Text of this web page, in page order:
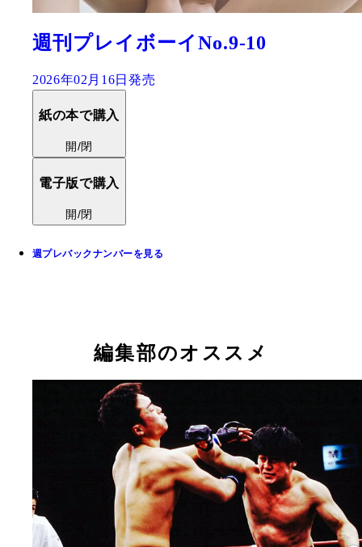
週刊プレイボーイNo.9-10
2026年02月16日発売
紙の本で購入
開/閉
電子版で購入
開/閉
週プレバックナンバーを見る
編集部のオススメ